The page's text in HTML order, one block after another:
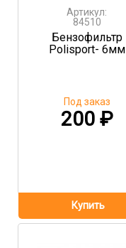
Артикул:
84510
Бензофильтр
Polisport- 6мм
200 ₽
Под заказ